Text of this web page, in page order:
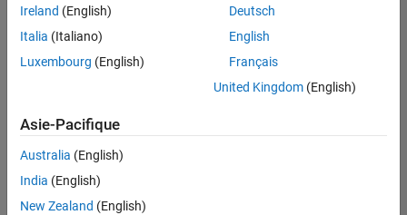
recherche
ou
afficher
l’ensemble
d'emploi.
malgré
tout
vous
Ireland (English)
Italia (Italiano)
Luxembourg (English)
Deutsch
English
Français
United Kingdom(English)
Asie-Pacifique
Australia (English)
India (English)
New Zealand (English)